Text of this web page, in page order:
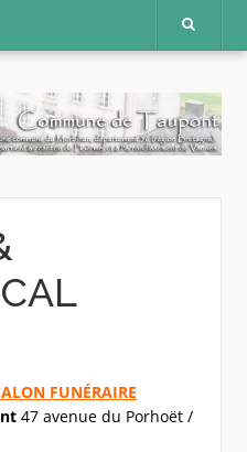
FUNÉRAIRE
47 avenue du Porhoët /